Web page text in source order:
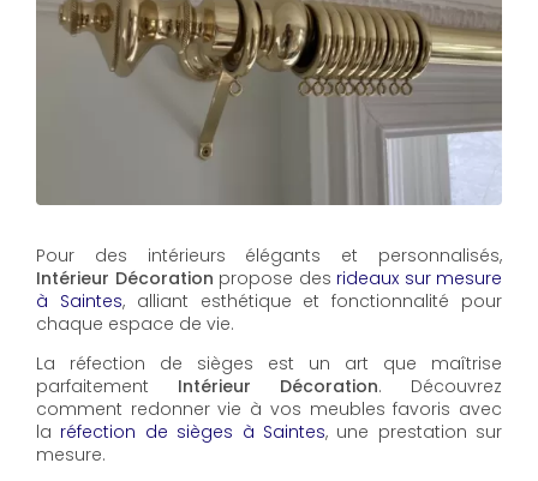
Pour des intérieurs élégants et personnalisés,
Intérieur Décoration propose des rideaux sur mesure
à Saintes, alliant esthétique et fonctionnalité pour
chaque espace de vie.
La réfection de sièges est un art que maîtrise
parfaitement Intérieur Décoration. Découvrez
comment redonner vie à vos meubles favoris avec
la réfection de sièges à Saintes, une prestation sur
mesure.